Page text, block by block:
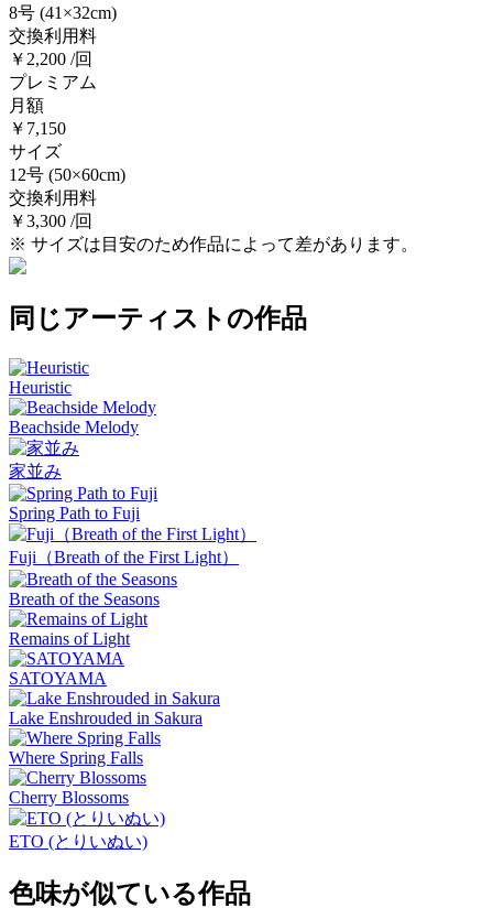
8号 (41×32cm)
交換利用料
￥2,200 /回
プレミアム
月額
￥7,150
サイズ
12号 (50×60cm)
交換利用料
￥3,300 /回
※ サイズは目安のため作品によって差があります。
同じアーティストの作品
Heuristic
Beachside Melody
家並み
Spring Path to Fuji
Fuji（Breath of the First Light）
Breath of the Seasons
Remains of Light
SATOYAMA
Lake Enshrouded in Sakura
Where Spring Falls
Cherry Blossoms
ETO (とりいぬい)
色味が似ている作品